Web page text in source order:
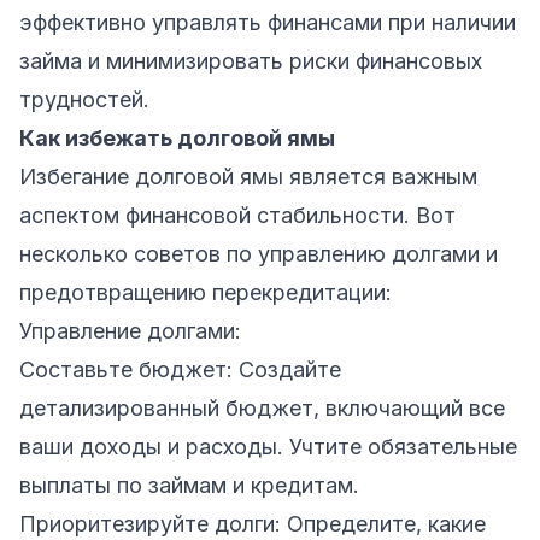
эффективно управлять финансами при наличии
займа и минимизировать риски финансовых
трудностей.
Как избежать долговой ямы
Избегание долговой ямы является важным
аспектом финансовой стабильности. Вот
несколько советов по управлению долгами и
предотвращению перекредитации:
Управление долгами:
Составьте бюджет: Создайте
детализированный бюджет, включающий все
ваши доходы и расходы. Учтите обязательные
выплаты по займам и кредитам.
Приоритезируйте долги: Определите, какие